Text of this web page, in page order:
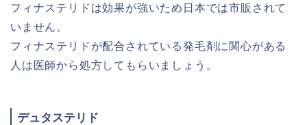
フィナステリドは効果が強いため日本では市販されて
いません。
フィナステリドが配合されている発毛剤に関心がある
人は医師から処方してもらいましょう。
デュタステリド